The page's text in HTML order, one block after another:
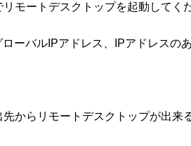
モートデスクトップを起動してく
ーバルIPアドレス、IPアドレスのあ
からリモートデスクトップが出来